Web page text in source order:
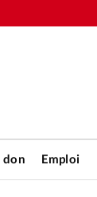
don Emploi